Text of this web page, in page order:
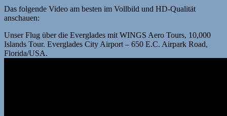
Das folgende Video am besten im Vollbild und HD-Qualität
anschauen:
Unser Flug über die ‪‎Everglades‬ mit WINGS Aero Tours, 10,000
Islands Tour. Everglades City Airport – 650 E.C. Airpark Road,
Florida/USA.